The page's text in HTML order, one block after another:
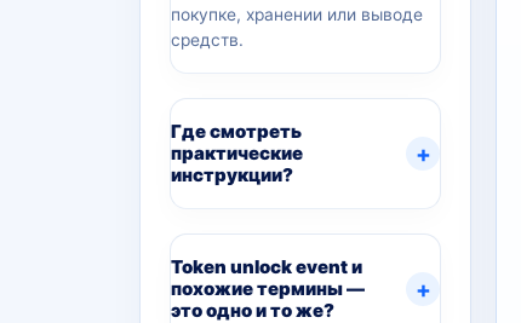
покупке, хранении или выводе
средств.
Где смотреть
практические
инструкции?
Token unlock event и
похожие термины —
это одно и то же?